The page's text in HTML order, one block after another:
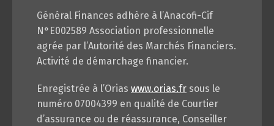
Général Finances adhère à l’Anacofi-Cif
N°E002589 Association professionnelle
agrée par l’Autorité des Marchés Financiers.
Activité de démarchage financier.
Enregistrée à l’Orias www.orias.fr sous le
numéro 07004399 en qualité de Courtier
d’assurance ou de réassurance, Conseiller